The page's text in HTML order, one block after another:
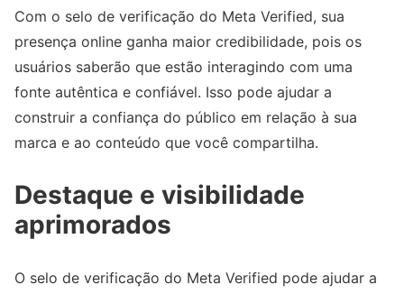
Com o selo de verificação do Meta Verified, sua
presença online ganha maior credibilidade, pois os
usuários saberão que estão interagindo com uma
fonte autêntica e confiável. Isso pode ajudar a
construir a confiança do público em relação à sua
marca e ao conteúdo que você compartilha.
Destaque e visibilidade
aprimorados
O selo de verificação do Meta Verified pode ajudar a